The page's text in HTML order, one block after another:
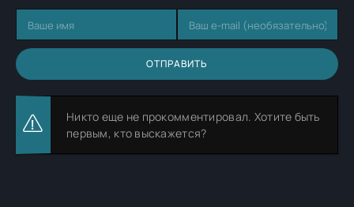
ОТПРАВИТЬ
Никто еще не прокомментировал. Хотите быть
первым, кто выскажется?